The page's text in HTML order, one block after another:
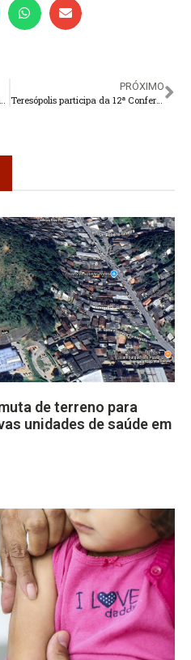
PRÓXIMO
de terreno para
unidades de saúde em